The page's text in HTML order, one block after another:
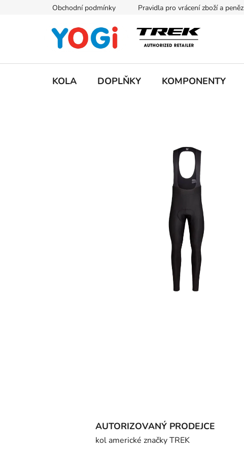
Obchodní podmínky Pravidla pro vrácení zboží a peněz
KOLA DOPLŇKY KOMPONENTY
AUTORIZOVANÝ PRODEJCE
kol americké značky TREK